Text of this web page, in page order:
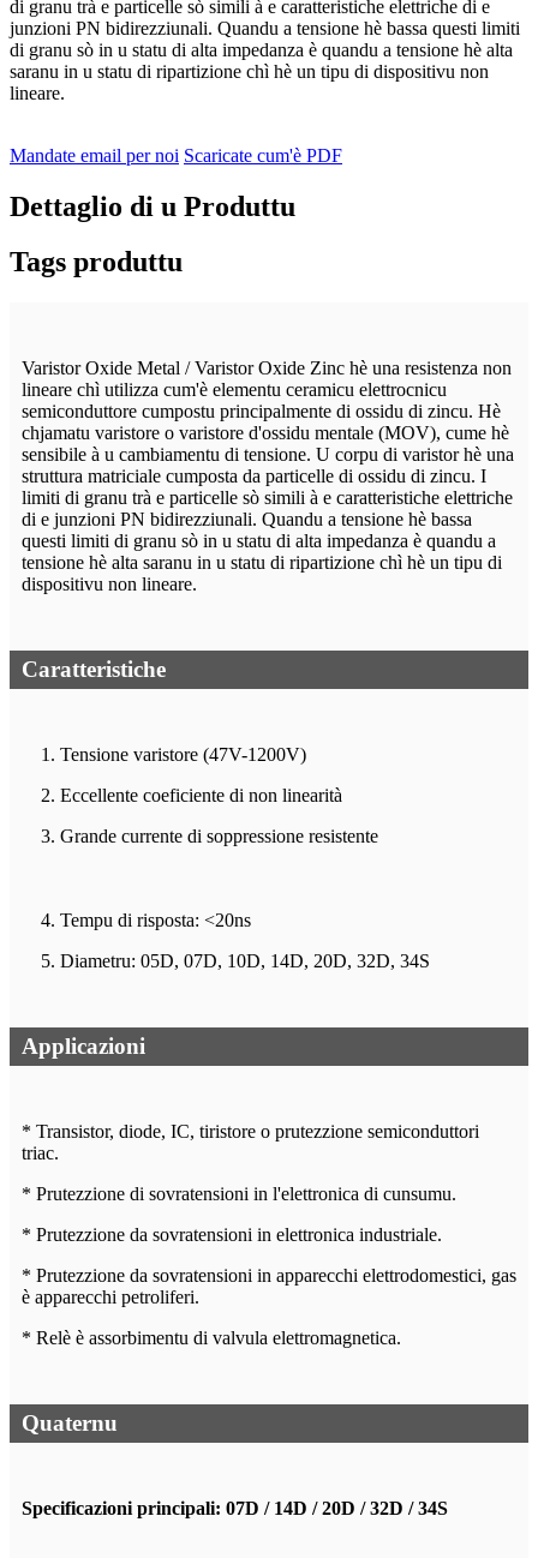
di granu trà e particelle sò simili à e caratteristiche elettriche di e
junzioni PN bidirezziunali. Quandu a tensione hè bassa questi limiti
di granu sò in u statu di alta impedanza è quandu a tensione hè alta
saranu in u statu di ripartizione chì hè un tipu di dispositivu non
lineare.
Mandate email per noi Scaricate cum'è PDF
Dettaglio di u Produttu
Tags produttu
Varistor Oxide Metal / Varistor Oxide Zinc hè una resistenza non
lineare chì utilizza cum'è elementu ceramicu elettrocnicu
semiconduttore cumpostu principalmente di ossidu di zincu. Hè
chjamatu varistore o varistore d'ossidu mentale (MOV), cume hè
sensibile à u cambiamentu di tensione. U corpu di varistor hè una
struttura matriciale cumposta da particelle di ossidu di zincu. I
limiti di granu trà e particelle sò simili à e caratteristiche elettriche
di e junzioni PN bidirezziunali. Quandu a tensione hè bassa
questi limiti di granu sò in u statu di alta impedanza è quandu a
tensione hè alta saranu in u statu di ripartizione chì hè un tipu di
dispositivu non lineare.
Caratteristiche
1. Tensione varistore (47V-1200V)
2. Eccellente coeficiente di non linearità
3. Grande currente di soppressione resistente
4. Tempu di risposta: <20ns
5. Diametru: 05D, 07D, 10D, 14D, 20D, 32D, 34S
Applicazioni
* Transistor, diode, IC, tiristore o prutezzione semiconduttori
triac.
* Prutezzione di sovratensioni in l'elettronica di cunsumu.
* Prutezzione da sovratensioni in elettronica industriale.
* Prutezzione da sovratensioni in apparecchi elettrodomestici, gas
è apparecchi petroliferi.
* Relè è assorbimentu di valvula elettromagnetica.
Quaternu
Specificazioni principali: 07D / 14D / 20D / 32D / 34S